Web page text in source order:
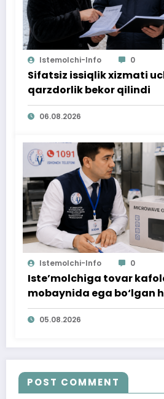
Istemolchi-Info 0
Sifatsiz issiqlik xizmati
qarzdorlik bekor qilindi
06.08.2026
Istemolchi-Info 0
Iste’molchiga tovar
mobaynida ega bo‘lgan
ta’minlab berildi
05.08.2026
POST COMMENT